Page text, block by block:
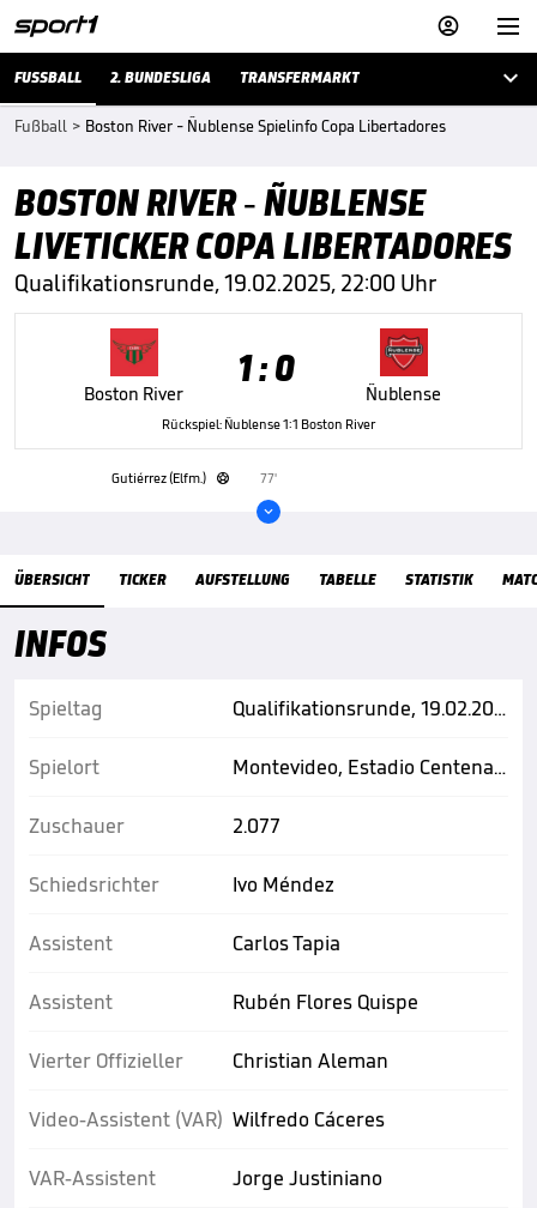


FUSSBALL 2. BUNDESLIGA TRANSFERMARKT 
Fußball > Boston River - Ñublense Spielinfo Copa Libertadores
BOSTON RIVER - ÑUBLENSE
LIVETICKER COPA LIBERTADORES
Qualifikationsrunde, 19.02.2025, 22:00 Uhr
Boston River
1 : 0
Ñublense
Rückspiel: Ñublense 1:1 Boston River
Gutiérrez (Elfm.)  77'

ÜBERSICHT TICKER AUFSTELLUNG TABELLE STATISTIK
Übersicht
INFOS
Spieltag
Spielort
Zuschauer
Schiedsrichter
Assistent
Assistent
Vierter Offizieller
Video-Assistent (VAR)
VAR-Assistent
Qualifikationsrunde, 19.02.2025, 23:00 Uhr
Montevideo, Estadio Centenario
2.077
Ivo Méndez
Carlos Tapia
Rubén Flores Quispe
Christian Aleman
Wilfredo Cáceres
Jorge Justiniano